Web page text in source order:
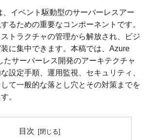
イベント駆動型のサーバーレスアー
るための重要なコンポーネントです。
トラクチャの管理から解放され、ビジ
に集中できます。本稿では、Azure
たサーバーレス開発のアーキテクチャ
設定手順、運用監視、セキュリティ、
て一般的な落とし穴とその対策までを
。
目次